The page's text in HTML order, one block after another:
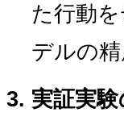
た行動
デルの精
実証実